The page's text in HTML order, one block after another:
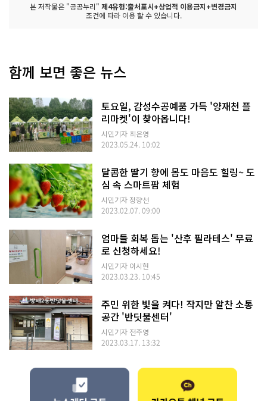
본 저작물은 "공공누리" 제4유형:출처표시+상업적 이용금지+변경금지
조건에 따라 이용 할 수 있습니다.
함께 보면 좋은 뉴스
토요일, 감성수공예품 가득 '양재천 플
리마켓'이 찾아옵니다!
시민기자 최은영
2023.05.24. 10:02
달콤한 딸기 향에 몸도 마음도 힐링~ 도
심 속 스마트팜 체험
시민기자 정향선
2023.02.07. 09:00
엄마들 회복 돕는 '산후 필라테스' 무료
로 신청하세요!
시민기자 이시현
2023.03.23. 10:45
주민 위한 빛을 켜다! 작지만 알찬 소통
공간 '반딧불센터'
시민기자 전주영
2023.03.17. 13:32